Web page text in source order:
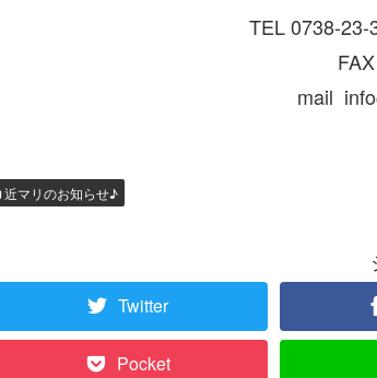
TEL 0738-23-
mail
近マリのお知らせ♪
Twitter
Pocket